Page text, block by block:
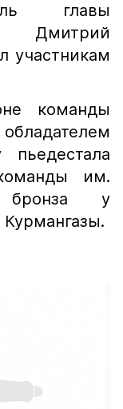
главы
Дмитрий
участникам
команды
пьедестала
им.
бронза у